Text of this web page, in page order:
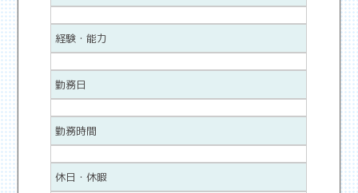
経験・能力
勤務日
勤務時間
休日・休暇